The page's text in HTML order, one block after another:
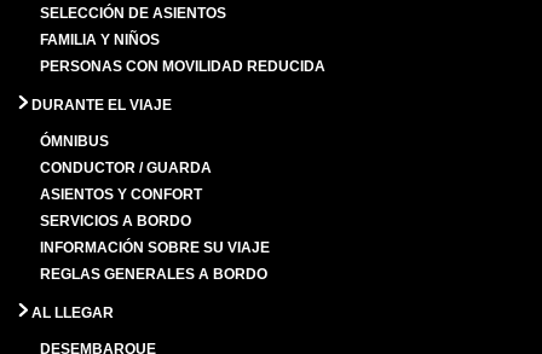
SELECCIÓN DE ASIENTOS
FAMILIA Y NIÑOS
PERSONAS CON MOVILIDAD REDUCIDA
DURANTE EL VIAJE
ÓMNIBUS
CONDUCTOR / GUARDA
ASIENTOS Y CONFORT
SERVICIOS A BORDO
INFORMACIÓN SOBRE SU VIAJE
REGLAS GENERALES A BORDO
AL LLEGAR
DESEMBARQUE